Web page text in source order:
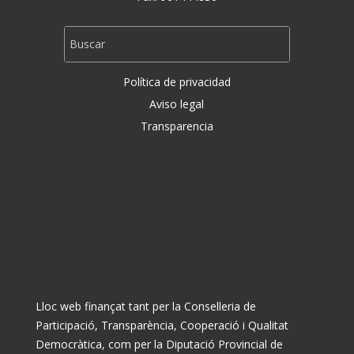
Política de privacidad
Aviso legal
Transparencia
Lloc web finançat tant per la Conselleria de
Participació, Transparència, Cooperació i Qualitat
Democràtica, com per la Diputació Provincial de